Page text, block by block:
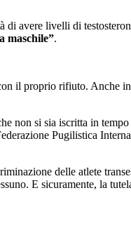
di avere livelli di
maschile”.
il proprio rifiuto. Anche
non si sia iscritta in
Pugilistica
delle atlete
E sicuramente, la